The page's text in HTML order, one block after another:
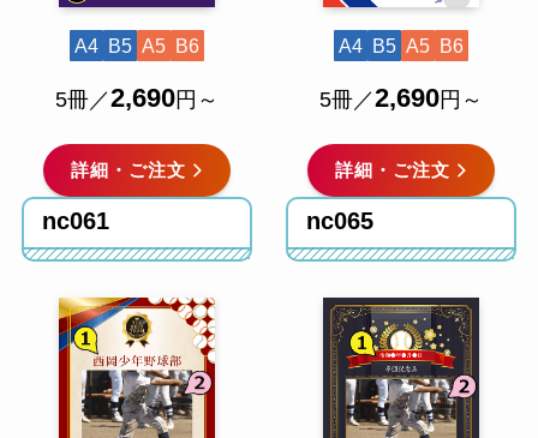
A4 B5 A5 B6
5冊／2,690円～
詳細・ご注文
A4 B5 A5 B6
5冊／2,690円～
詳細・ご注文
nc061 nc065